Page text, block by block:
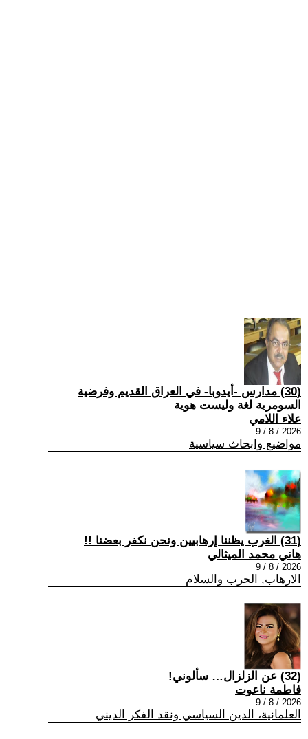
(30) مدارس -أيدوبا- في العراق القديم وفرضية
السومرية لغة وليست هوية
علاء اللامي
2026 / 8 / 9
مواضيع وابحاث سياسية
(31) الغرب يظننا إرهابيين ونحن نكفر بعضنا !!
هاني محمد الميثالي
2026 / 8 / 9
الارهاب, الحرب والسلام
(32) عن الزلزال… سألوني!
فاطمة ناعوت
2026 / 8 / 9
العلمانية، الدين السياسي ونقد الفكر الديني